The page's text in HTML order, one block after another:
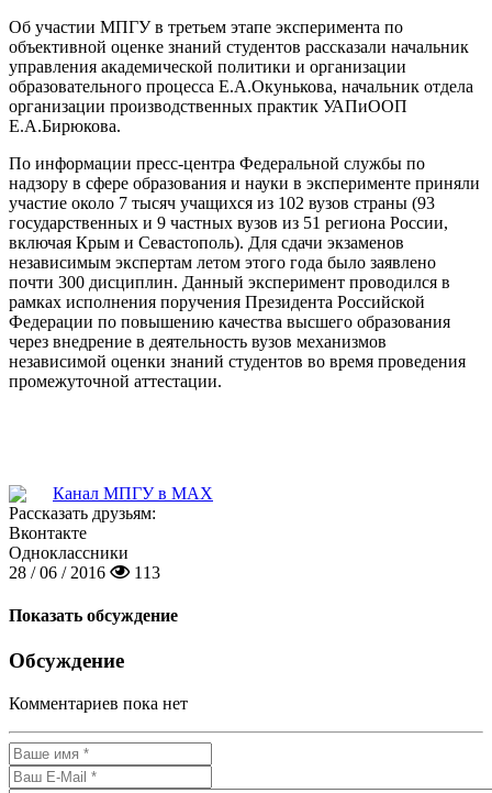
Об участии МПГУ в третьем этапе эксперимента по
объективной оценке знаний студентов рассказали начальник
управления академической политики и организации
образовательного процесса Е.А.Окунькова, начальник отдела
организации производственных практик УАПиООП
Е.А.Бирюкова.
По информации пресс-центра Федеральной службы по
надзору в сфере образования и науки в эксперименте приняли
участие около 7 тысяч учащихся из 102 вузов страны (93
государственных и 9 частных вузов из 51 региона России,
включая Крым и Севастополь). Для сдачи экзаменов
независимым экспертам летом этого года было заявлено
почти 300 дисциплин. Данный эксперимент проводился в
рамках исполнения поручения Президента Российской
Федерации по повышению качества высшего образования
через внедрение в деятельность вузов механизмов
независимой оценки знаний студентов во время проведения
промежуточной аттестации.
Канал МПГУ в MAX
Рассказать друзьям:
Вконтакте
Одноклассники
28 / 06 / 2016
113
Показать обсуждение
Обсуждение
Комментариев пока нет